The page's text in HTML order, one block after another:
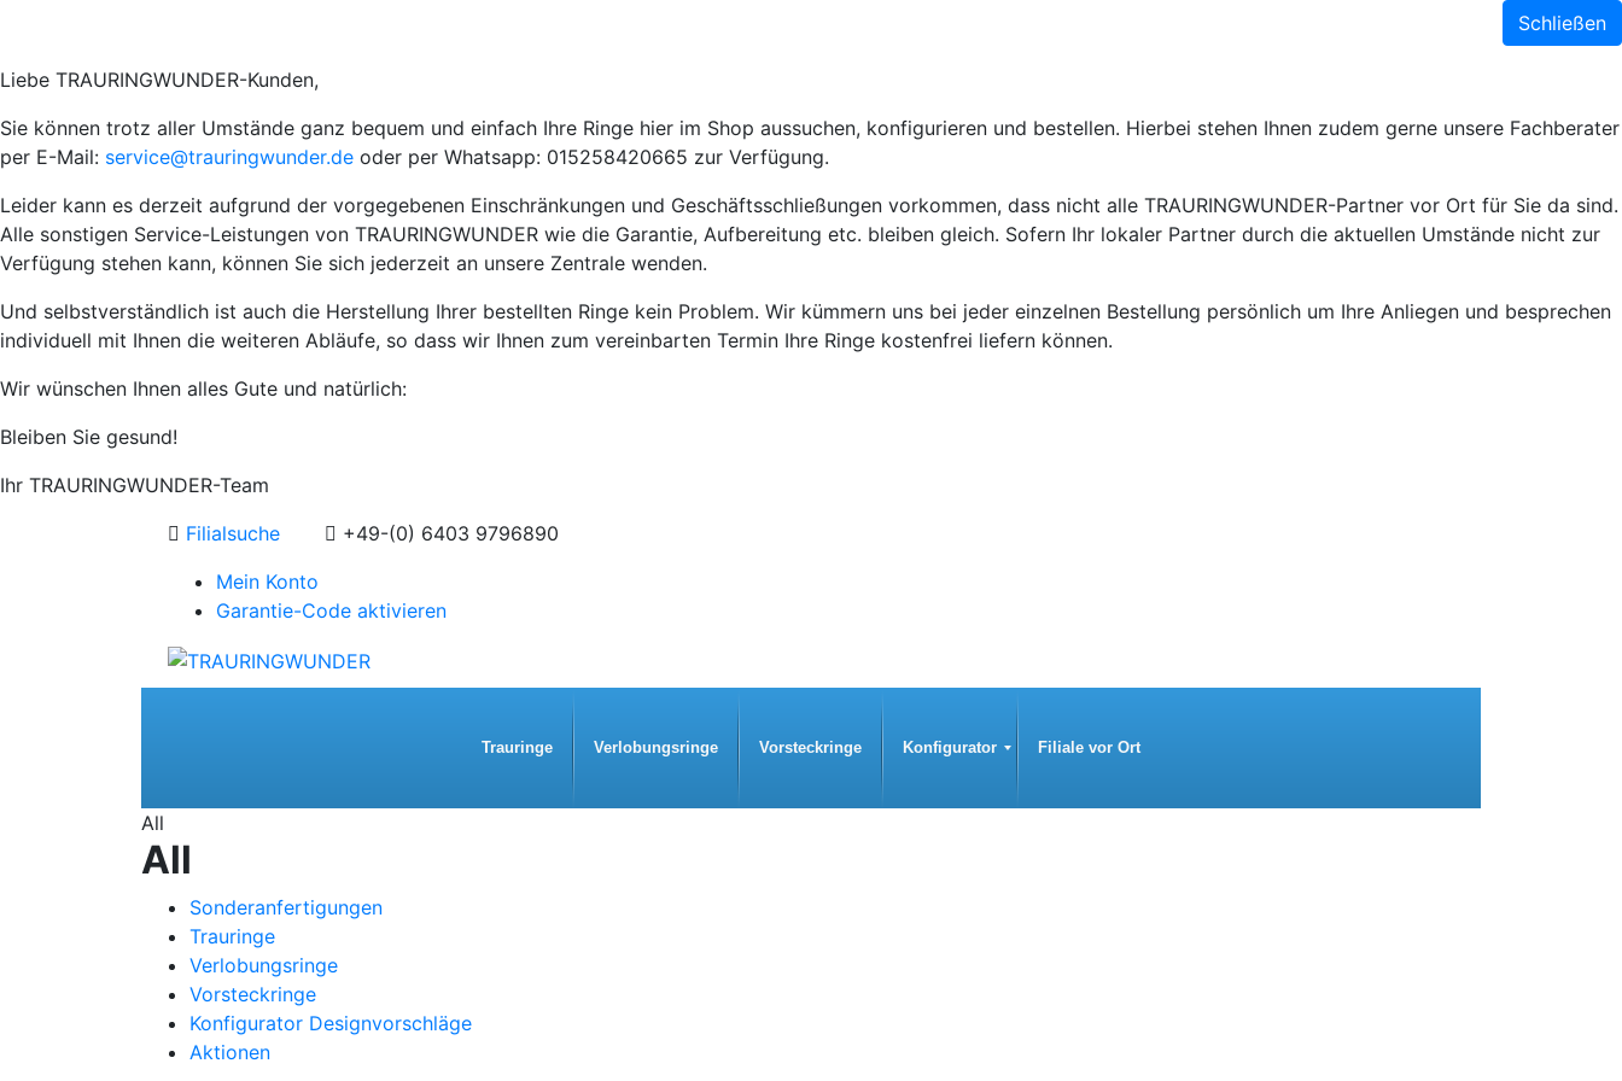
Schließen
Liebe TRAURINGWUNDER-Kunden,
Sie können trotz aller Umstände ganz bequem und einfach Ihre Ringe hier im Shop aussuchen, konfigurieren und bestellen. Hierbei stehen Ihnen zudem gerne unsere Fachberater
per E-Mail: service@trauringwunder.de oder per Whatsapp: 015258420665 zur Verfügung.
Leider kann es derzeit aufgrund der vorgegebenen Einschränkungen und Geschäftsschließungen vorkommen, dass nicht alle TRAURINGWUNDER-Partner vor Ort für Sie da sind.
Alle sonstigen Service-Leistungen von TRAURINGWUNDER wie die Garantie, Aufbereitung etc. bleiben gleich. Sofern Ihr lokaler Partner durch die aktuellen Umstände nicht zur
Verfügung stehen kann, können Sie sich jederzeit an unsere Zentrale wenden.
Und selbstverständlich ist auch die Herstellung Ihrer bestellten Ringe kein Problem. Wir kümmern uns bei jeder einzelnen Bestellung persönlich um Ihre Anliegen und besprechen
individuell mit Ihnen die weiteren Abläufe, so dass wir Ihnen zum vereinbarten Termin Ihre Ringe kostenfrei liefern können.
Wir wünschen Ihnen alles Gute und natürlich:
Bleiben Sie gesund!
Ihr TRAURINGWUNDER-Team
Filialsuche
+49-(0) 6403 9796890
Mein Konto
Garantie-Code aktivieren
Trauringe Verlobungsringe Vorsteckringe Konfigurator Filiale vor Ort
All
All
Sonderanfertigungen
Trauringe
Verlobungsringe
Vorsteckringe
Konfigurator Designvorschläge
Aktionen